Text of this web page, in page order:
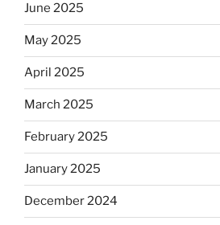
June 2025
May 2025
April 2025
March 2025
February 2025
January 2025
December 2024